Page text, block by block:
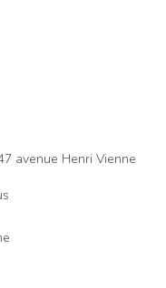
avenue Henri Vienne